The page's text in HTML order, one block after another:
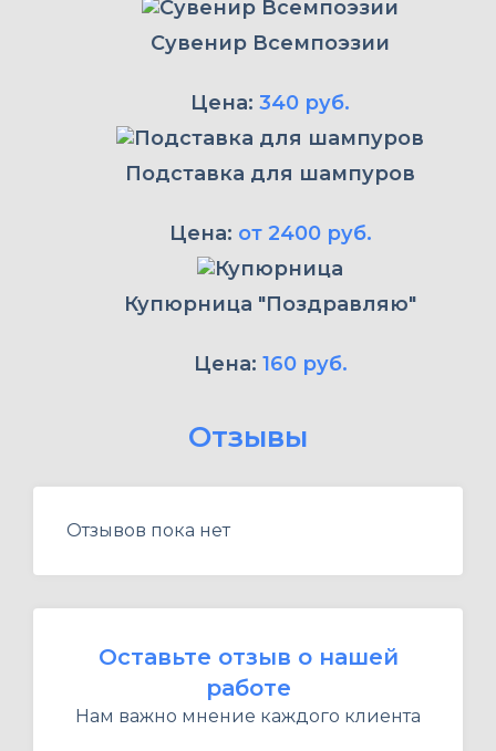
Сувенир Всемпоэзии
Цена: 340 руб.
Подставка для шампуров
Цена: от 2400 руб.
Купюрница "Поздравляю"
Цена: 160 руб.
Отзывы
Отзывов пока нет
Оставьте отзыв о нашей
работе
Нам важно мнение каждого клиента